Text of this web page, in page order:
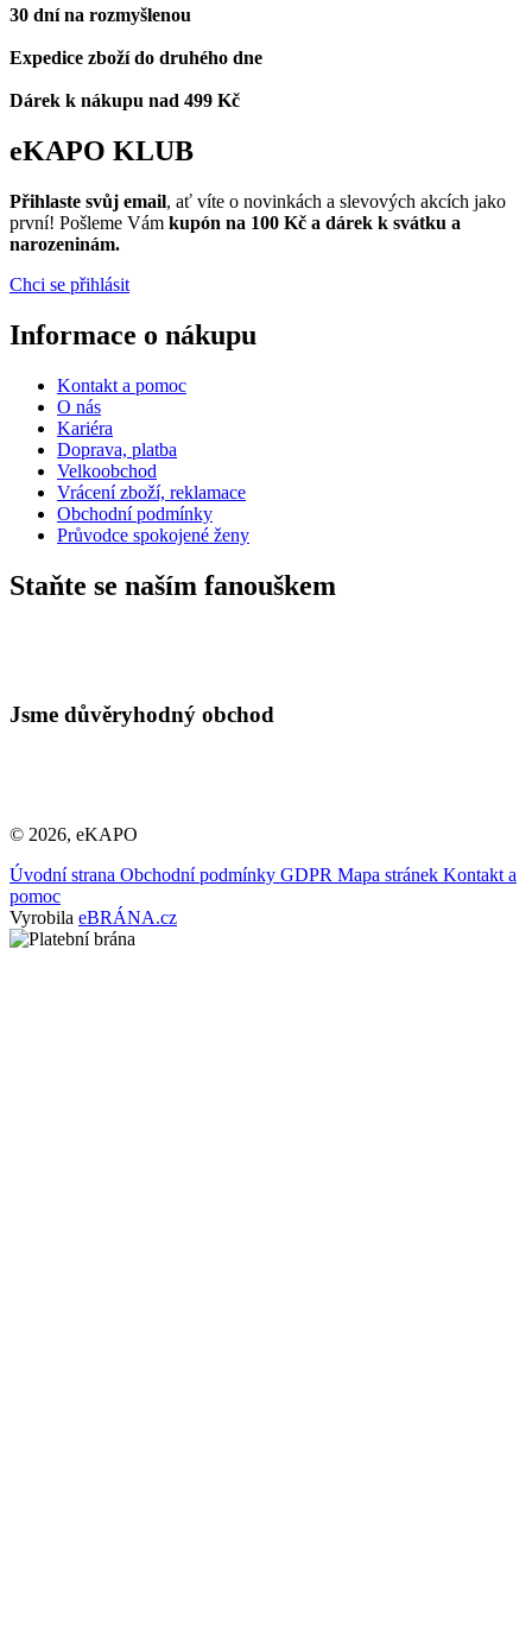
30 dní na rozmyšlenou
Expedice zboží do druhého dne
Dárek k nákupu nad 499 Kč
eKAPO KLUB
Přihlaste svůj email, ať víte o novinkách a slevových akcích jako
první! Pošleme Vám kupón na 100 Kč a dárek k svátku a
narozeninám.
Chci se přihlásit
Informace o nákupu
Kontakt a pomoc
O nás
Kariéra
Doprava, platba
Velkoobchod
Vrácení zboží, reklamace
Obchodní podmínky
Průvodce spokojené ženy
Staňte se naším fanouškem
Jsme důvěryhodný obchod
© 2026, eKAPO
Úvodní strana Obchodní podmínky GDPR Mapa stránek Kontakt a
pomoc
Vyrobila eBRÁNA.cz